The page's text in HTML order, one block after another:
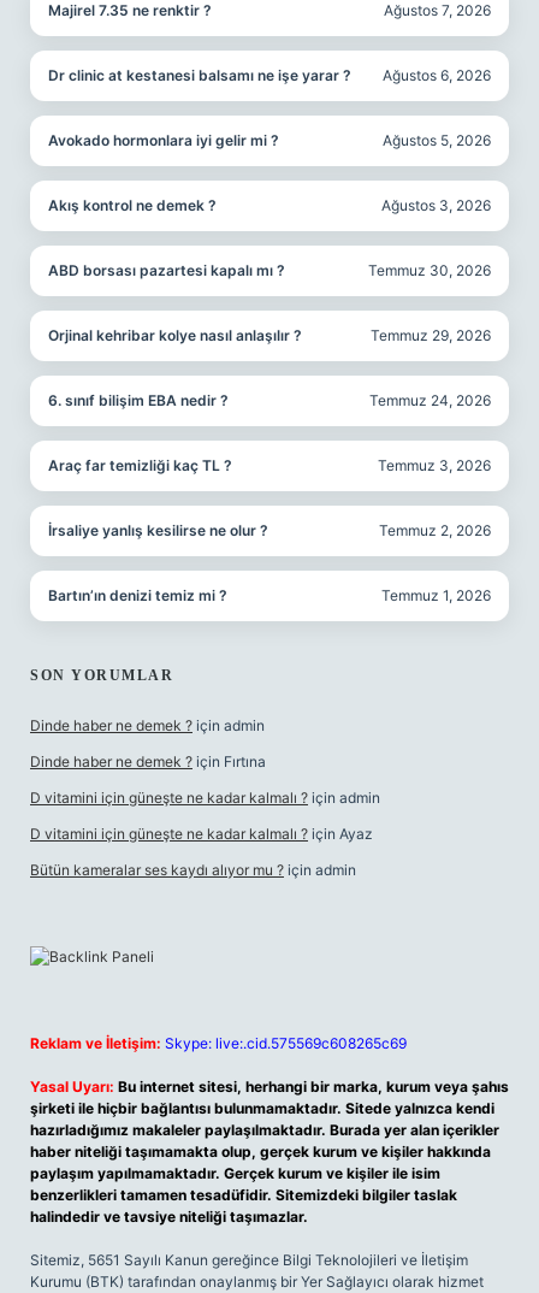
Majirel 7.35 ne renktir ? Ağustos 7, 2026
Dr clinic at kestanesi balsamı ne işe yarar ? Ağustos 6, 2026
Avokado hormonlara iyi gelir mi ? Ağustos 5, 2026
Akış kontrol ne demek ? Ağustos 3, 2026
ABD borsası pazartesi kapalı mı ? Temmuz 30, 2026
Orjinal kehribar kolye nasıl anlaşılır ? Temmuz 29, 2026
6. sınıf bilişim EBA nedir ? Temmuz 24, 2026
Araç far temizliği kaç TL ? Temmuz 3, 2026
İrsaliye yanlış kesilirse ne olur ? Temmuz 2, 2026
Bartın’ın denizi temiz mi ? Temmuz 1, 2026
SON YORUMLAR
Dinde haber ne demek ? için admin
Dinde haber ne demek ? için Fırtına
D vitamini için güneşte ne kadar kalmalı ? için admin
D vitamini için güneşte ne kadar kalmalı ? için Ayaz
Bütün kameralar ses kaydı alıyor mu ? için admin
Reklam ve İletişim: Skype: live:.cid.575569c608265c69
Yasal Uyarı: Bu internet sitesi, herhangi bir marka, kurum veya şahıs
şirketi ile hiçbir bağlantısı bulunmamaktadır. Sitede yalnızca kendi
hazırladığımız makaleler paylaşılmaktadır. Burada yer alan içerikler
haber niteliği taşımamakta olup, gerçek kurum ve kişiler hakkında
paylaşım yapılmamaktadır. Gerçek kurum ve kişiler ile isim
benzerlikleri tamamen tesadüfidir. Sitemizdeki bilgiler taslak
halindedir ve tavsiye niteliği taşımazlar.
Sitemiz, 5651 Sayılı Kanun gereğince Bilgi Teknolojileri ve İletişim
Kurumu (BTK) tarafından onaylanmış bir Yer Sağlayıcı olarak hizmet